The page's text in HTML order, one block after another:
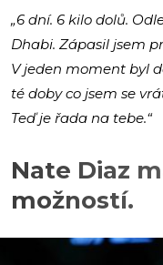
„6 dní. 6 kilo dolů.
Dhabi. Zápasil jsem
V jeden moment byl
té doby co jsem se
Teď je řada na tebe.“
Nate Diaz
možností.